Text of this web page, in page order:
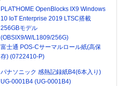
PLAT'HOME OpenBlocks IX9 Windows
10 IoT Enterprise 2019 LTSC搭載
256GBモデル
(OBSIX9/W/L1809/256G)
富士通 POS-Cサーマルロール紙(高保
存) (0722410-P)
パナソニック 感熱記録紙B4(6本入り)
UG-0001B4 (UG-0001B4)